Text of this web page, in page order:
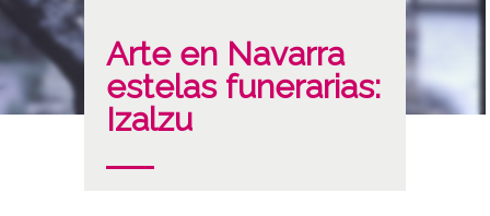
Arte en Navarra
estelas funerarias:
Izalzu